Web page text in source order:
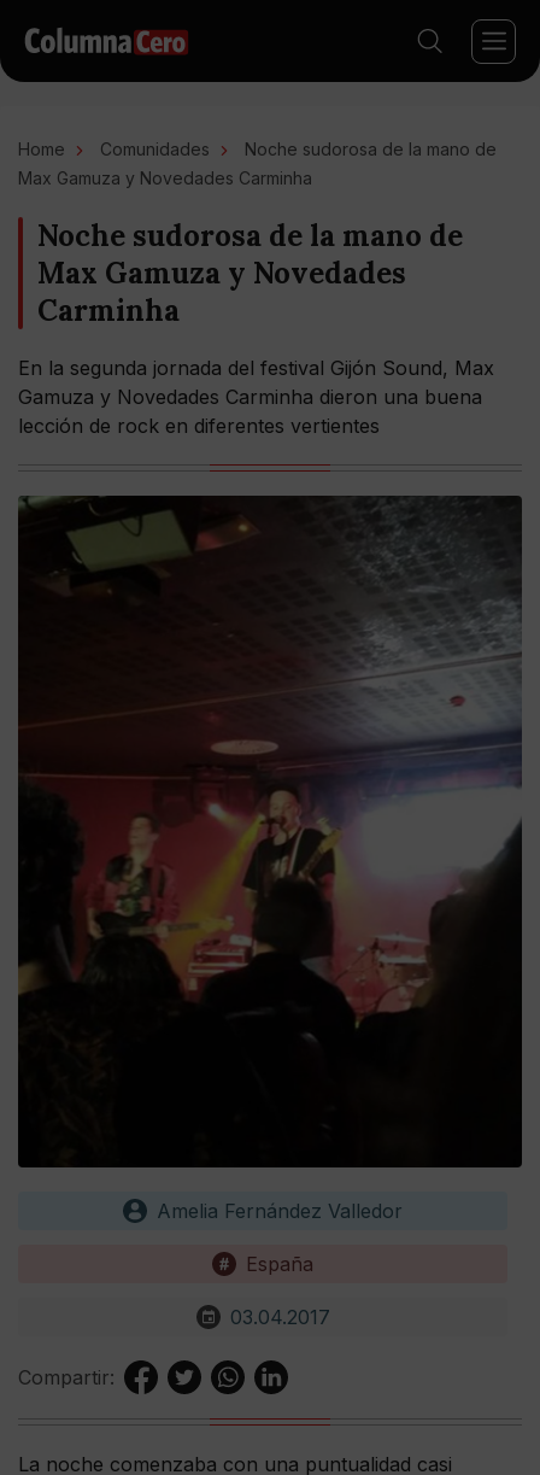
Home Comunidades
Noche sudorosa de la mano de
Max Gamuza y Novedades Carminha
Noche sudorosa de la mano de
Max Gamuza y Novedades
Carminha
En la segunda jornada del festival Gijón Sound, Max
Gamuza y Novedades Carminha dieron una buena
lección de rock en diferentes vertientes
Amelia Fernández Valledor
España
03.04.2017
Compartir:
La noche comenzaba con una puntualidad casi